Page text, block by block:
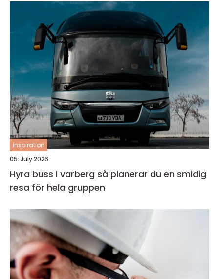
inspiration
05. July 2026
Hyra buss i varberg så planerar du en smidig
resa för hela gruppen